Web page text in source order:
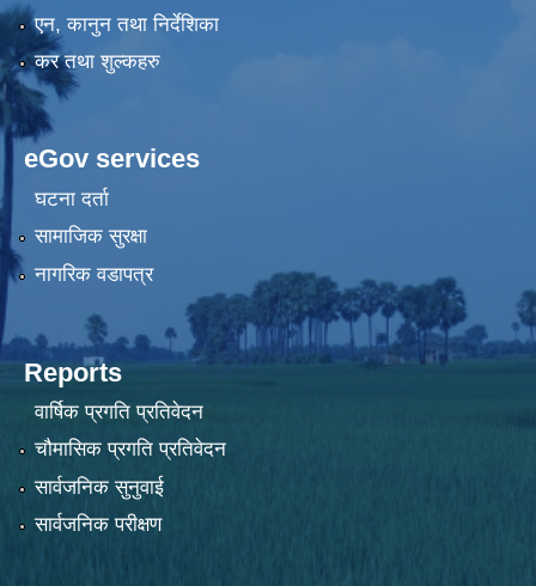
एन, कानुन तथा निर्देशिका
कर तथा शुल्कहरु
eGov services
घटना दर्ता
सामाजिक सुरक्षा
नागरिक वडापत्र
Reports
वार्षिक प्रगति प्रतिवेदन
चौमासिक प्रगति प्रतिवेदन
सार्वजनिक सुनुवाई
सार्वजनिक परीक्षण